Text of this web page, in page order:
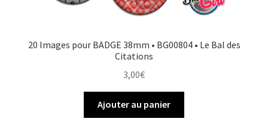
20 Images pour BADGE 38mm • BG00804 • Le Bal des
Citations
3,00€
Ajouter au panier